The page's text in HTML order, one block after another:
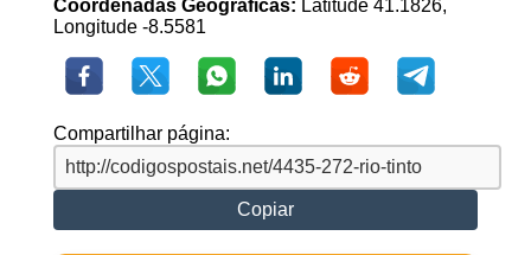
Coordenadas Geográficas: Latitude 41.1826,
Longitude -8.5581
Compartilhar página:
Copiar